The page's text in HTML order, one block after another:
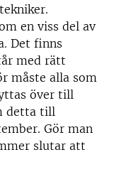
en viss del av
Det finns
med rätt
måste alla som
över till
detta till
Gör man
slutar att